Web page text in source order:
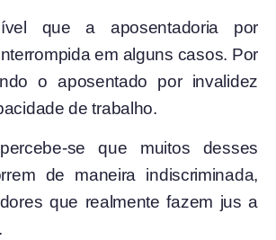
que a aposentadoria por
em alguns casos. Por
o aposentado por invalidez
de trabalho.
se que muitos desses
de maneira indiscriminada,
que realmente fazem jus a